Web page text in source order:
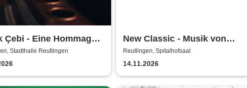
Çebi - Eine Hommage
Einaudi
Stadthalle Reutlingen
New Classic - Musik von
Einaudi & Wolff im
Lichterglanz-Konzert
Reutlingen, Spitalhofsaal
14.11.2026